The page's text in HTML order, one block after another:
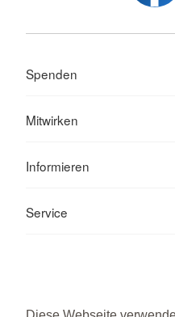
Spenden
Mitwirken
Informieren
Service